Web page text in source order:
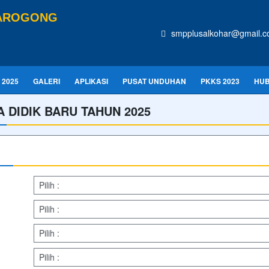
2025 GALERI APLIKASI PUSAT UNDUHAN PKKS 2023
DIDIK BARU TAHUN 2025